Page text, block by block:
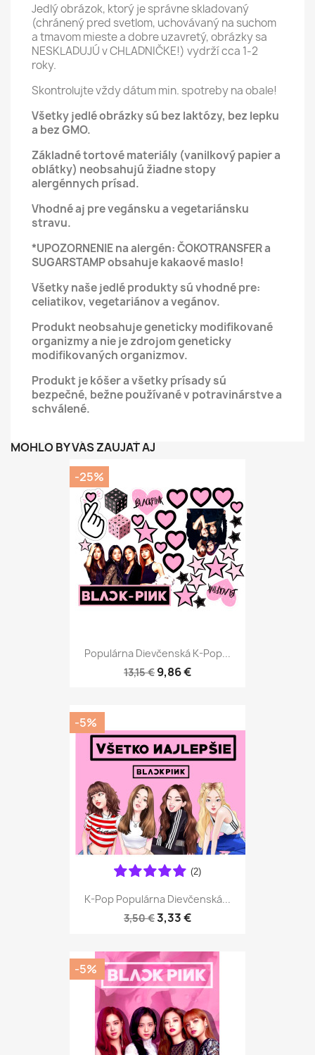
Jedlý obrázok, ktorý je správne skladovaný
(chránený pred svetlom, uchovávaný na suchom
a tmavom mieste a dobre uzavretý, obrázky sa
NESKLADUJÚ v CHLADNIČKE!) vydrží cca 1-2
roky.
Skontrolujte vždy dátum min. spotreby na obale!
Všetky jedlé obrázky sú bez laktózy, bez lepku
a bez GMO.
Základné tortové materiály (vanilkový papier a
oblátky) neobsahujú žiadne stopy
alergénnych prísad.
Vhodné aj pre vegánsku a vegetariánsku
stravu.
*UPOZORNENIE na alergén: ČOKOTRANSFER a
SUGARSTAMP obsahuje kakaové maslo!
Všetky naše jedlé produkty sú vhodné pre:
celiatikov, vegetariánov a vegánov.
Produkt neobsahuje geneticky modifikované
organizmy a nie je zdrojom geneticky
modifikovaných organizmov.
Produkt je kóšer a všetky prísady sú
bezpečné, bežne používané v potravinárstve a
schválené.
MOHLO BY VÁS ZAUJAŤ AJ
Populárna Dievčenská K-Pop...
13,15 € 9,86 €
-25%
K-Pop Populárna Dievčenská...
3,50 €3,33 €
(2)
-5%
-5%